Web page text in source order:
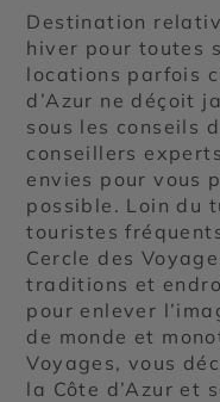
Destination
hiver pour toutes
locations parfois
d’Azur ne déçoit
sous les conseils
conseillers
envies pour vous
possible. Loin du
touristes
Cercle des
traditions et
pour enlever
de monde et
Voyages, vous
la Côte d’Azur et